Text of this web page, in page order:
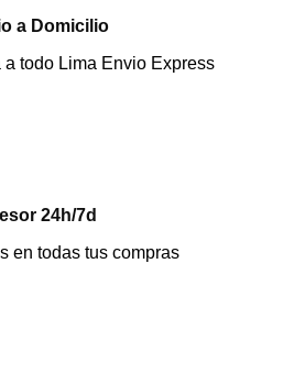
a Domicilio
a todo Lima Envio Express
24h/7d
en todas tus compras